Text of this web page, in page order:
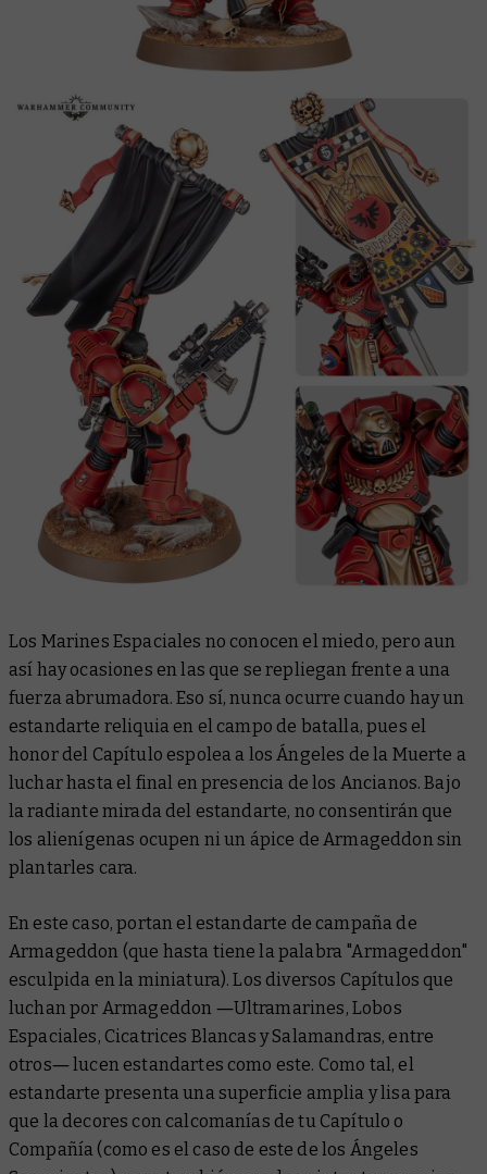
Los Marines Espaciales no conocen el miedo, pero aun
así hay ocasiones en las que se repliegan frente a una
fuerza abrumadora. Eso sí, nunca ocurre cuando hay un
estandarte reliquia en el campo de batalla, pues el
honor del Capítulo espolea a los Ángeles de la Muerte a
luchar hasta el final en presencia de los Ancianos. Bajo
la radiante mirada del estandarte, no consentirán que
los alienígenas ocupen ni un ápice de Armageddon sin
plantarles cara.
En este caso, portan el estandarte de campaña de
Armageddon (que hasta tiene la palabra "Armageddon"
esculpida en la miniatura). Los diversos Capítulos que
luchan por Armageddon ―Ultramarines, Lobos
Espaciales, Cicatrices Blancas y Salamandras, entre
otros― lucen estandartes como este. Como tal, el
estandarte presenta una superficie amplia y lisa para
que la decores con calcomanías de tu Capítulo o
Compañía (como es el caso de este de los Ángeles